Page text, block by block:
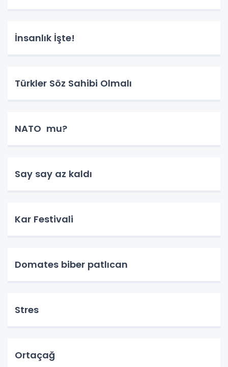
İnsanlık İşte!
Türkler Söz Sahibi Olmalı
NATO mu?
Say say az kaldı
Kar Festivali
Domates biber patlıcan
Stres
Ortaçağ